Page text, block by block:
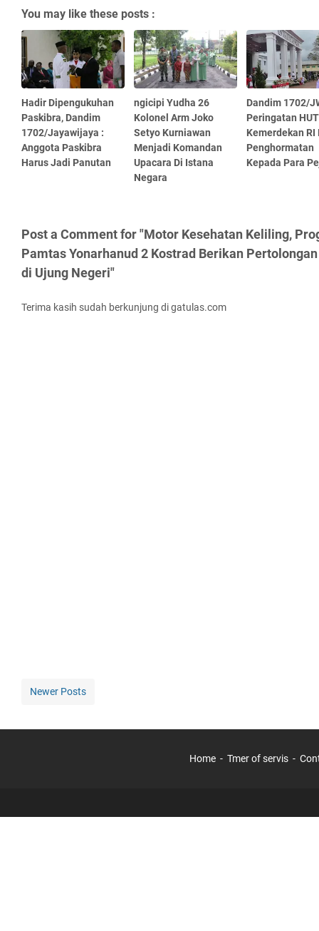
You may like these posts :
Hadir Dipengukuhan
Paskibra, Dandim
1702/Jayawijaya :
Anggota Paskibra
Harus Jadi Panutan
ngicipi Yudha 26
Kolonel Arm Joko
Setyo Kurniawan
Menjadi Komandan
Upacara Di Istana
Negara
Dandim 1702/
Peringatan
Kemerdekan RI
Penghormatan
Kepada Para
Post a Comment for "Motor Kesehatan Keliling,
Pamtas Yonarhanud 2 Kostrad Berikan
di Ujung Negeri"
Terima kasih sudah berkunjung di gatulas.com
Newer Posts
Home Tmer of servis